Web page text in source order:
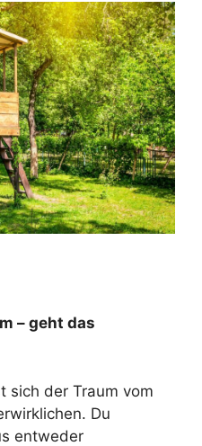
– geht das
sich der Traum vom
Du
entweder